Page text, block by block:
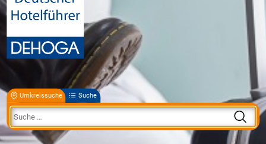
Umkreissuche Suche